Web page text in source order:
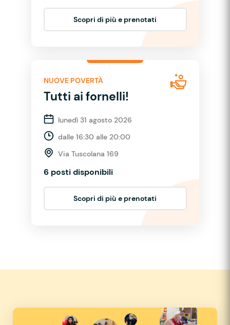
Scopri di più e prenotati
NUOVE POVERTÀ
Tutti ai fornelli!
lunedì 31 agosto 2026
dalle 16:30 alle 20:00
Via Tuscolana 169
6 posti disponibili
Scopri di più e prenotati